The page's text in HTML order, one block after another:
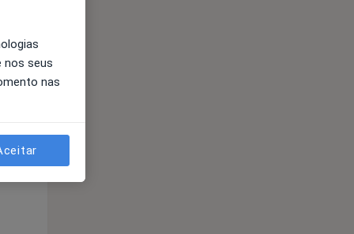
Qua
12 Ago
nos seus
nas